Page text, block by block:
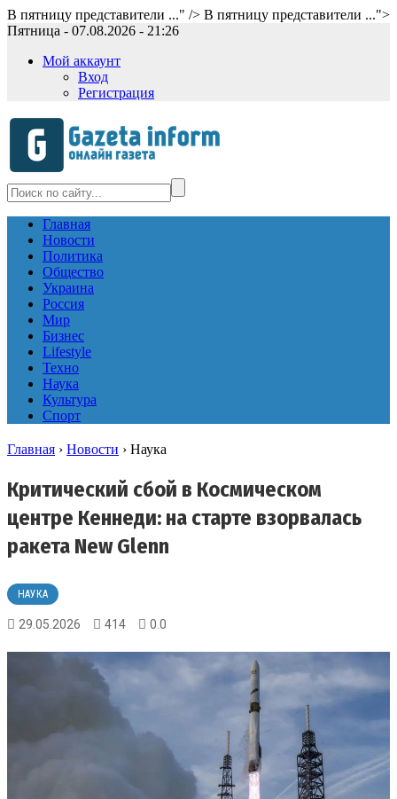
В пятницу представители ..." /> В пятницу представители ...">
Пятница - 07.08.2026 - 21:26
Мой аккаунт
Вход
Регистрация
Главная
Новости
Политика
Общество
Украина
Россия
Мир
Бизнес
Lifestyle
Техно
Наука
Культура
Спорт
Главная › Новости › Наука
Критический сбой в Космическом
центре Кеннеди: на старте взорвалась
ракета New Glenn
НАУКА
29.05.2026 414 0.0